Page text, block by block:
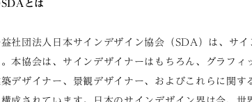
とは
社団法人日本サインデザイン協会（SDA）は、サ
。本協会は、サインデザイナーはもちろん、グラフ
築デザイナー、景観デザイナー、およびこれらに関